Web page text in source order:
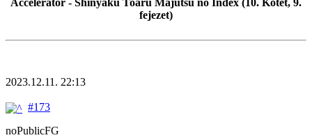
Accelerator - Shinyaku Toaru Majutsu no Index (10. Kötet, 9.
fejezet)
2023.12.11. 22:13
#173
noPublicFG